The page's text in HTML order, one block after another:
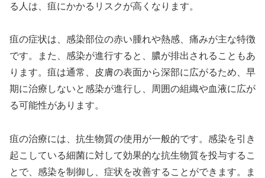
る人は、疽にかかるリスクが高くなります。
疽の症状は、感染部位の赤い腫れや熱感、痛みが主な特徴
です。また、感染が進行すると、膿が排出されることもあ
ります。疽は通常、皮膚の表面から深部に広がるため、早
期に治療しないと感染が進行し、周囲の組織や血液に広が
る可能性があります。
疽の治療には、抗生物質の使用が一般的です。感染を引き
起こしている細菌に対して効果的な抗生物質を投与するこ
とで、感染を制御し、症状を改善することができます。ま